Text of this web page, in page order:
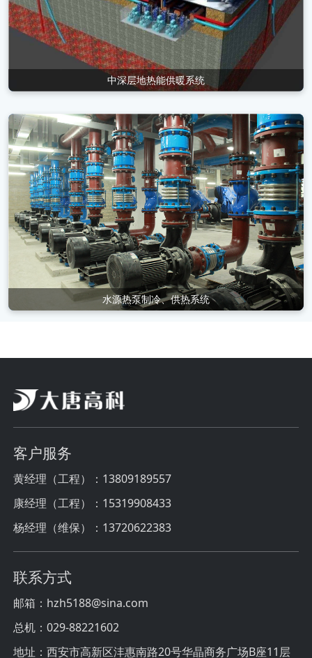
中深层地热能供暖系统
水源热泵制冷、供热系统
客户服务
黄经理（工程）：13809189557
康经理（工程）：15319908433
杨经理（维保）：13720622383
联系方式
邮箱：hzh5188@sina.com
总机：029-88221602
地址：西安市高新区沣惠南路20号华晶商务广场B座11层